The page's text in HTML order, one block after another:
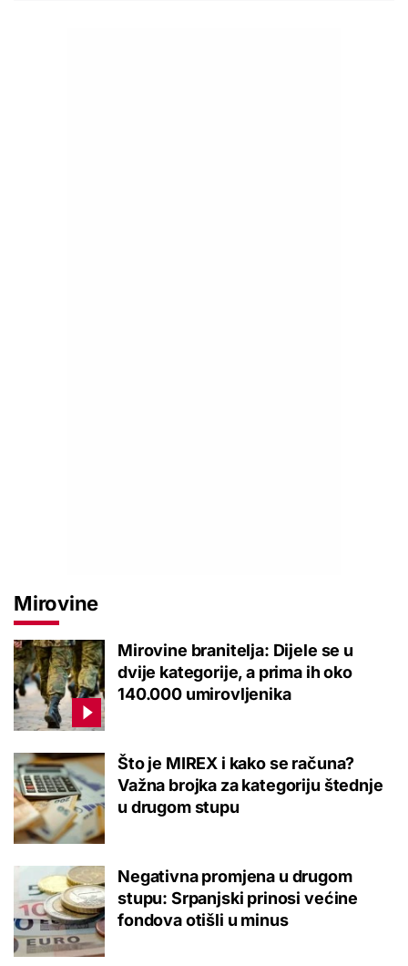
Mirovine
Mirovine branitelja: Dijele se u
dvije kategorije, a prima ih oko
140.000 umirovljenika
Što je MIREX i kako se računa?
Važna brojka za kategoriju štednje
u drugom stupu
Negativna promjena u drugom
stupu: Srpanjski prinosi većine
fondova otišli u minus